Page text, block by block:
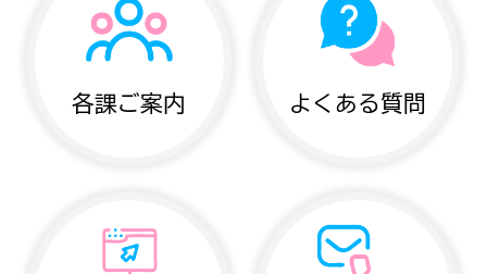
各課ご案内 よくある質問